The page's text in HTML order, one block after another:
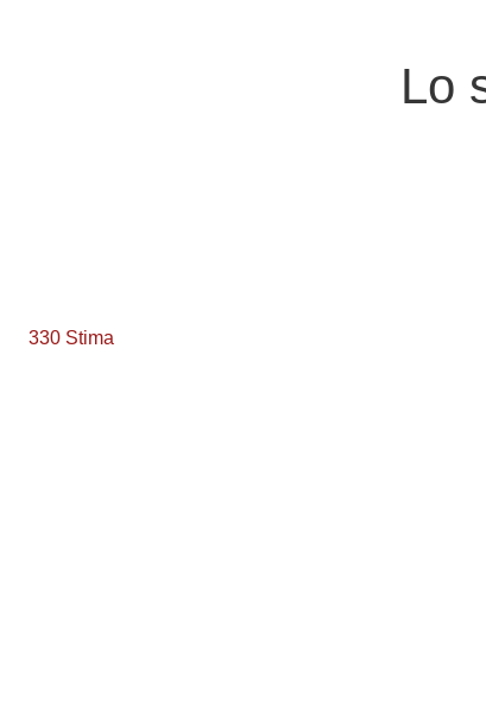
Lo
330 Stima